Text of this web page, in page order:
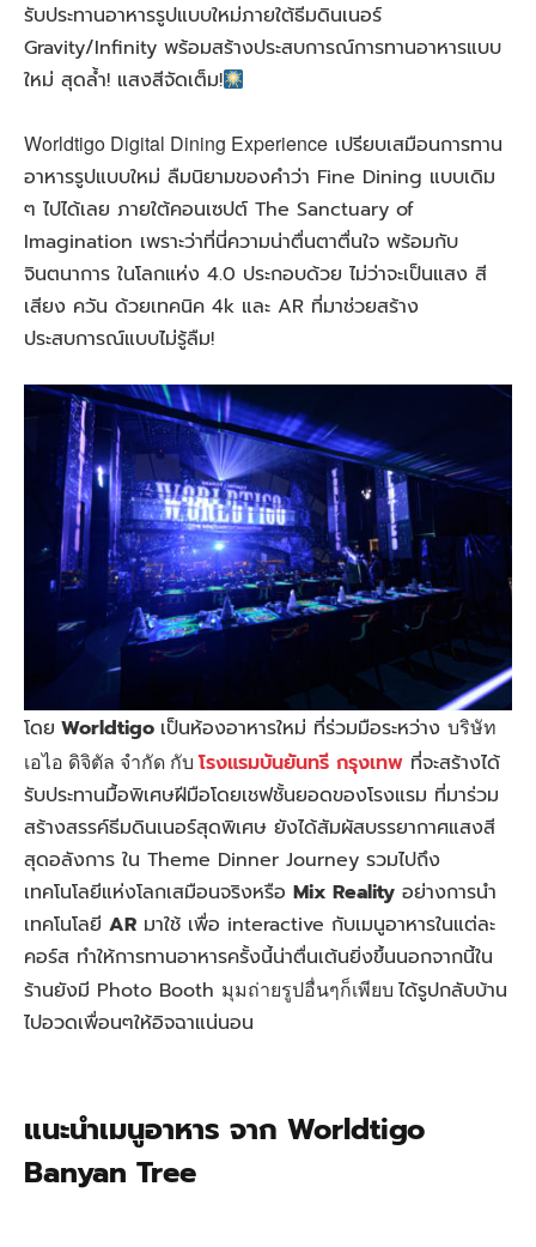
รับประทานอาหารรูปแบบใหม่ภายใต้ธีมดินเนอร์
Gravity/Infinity พร้อมสร้างประสบการณ์การทานอาหารแบบ
ใหม่ สุดล้ำ! แสงสีจัดเต็ม!
Worldtigo Digital Dining Experience เปรียบเสมือนการทาน
อาหารรูปแบบใหม่ ลืมนิยามของคำว่า Fine Dining แบบเดิม
ๆ ไปได้เลย ภายใต้คอนเซปต์ The Sanctuary of
Imagination เพราะว่าที่นี่ความน่าตื่นตาตื่นใจ พร้อมกับ
จินตนาการ ในโลกแห่ง 4.0 ประกอบด้วย ไม่ว่าจะเป็นแสง สี
เสียง ควัน ด้วยเทคนิค 4k และ AR ที่มาช่วยสร้าง
ประสบการณ์แบบไม่รู้ลืม!
โดย Worldtigo เป็นห้องอาหารใหม่ ที่ร่วมมือระหว่าง บริษัท
เอไอ ดิจิตัล จำกัด กับโรงแรมบันยันทรี กรุงเทพ ที่จะสร้างได้
รับประทานมื้อพิเศษฝีมือโดยเชฟชั้นยอดของโรงแรม ที่มาร่วม
สร้างสรรค์ธีมดินเนอร์สุดพิเศษ ยังได้สัมผัสบรรยากาศแสงสี
สุดอลังการ ใน Theme Dinner Journey รวมไปถึง
เทคโนโลยีแห่งโลกเสมือนจริงหรือ Mix Reality อย่างการนำ
เทคโนโลยี AR มาใช้ เพื่อ interactive กับเมนูอาหารในแต่ละ
คอร์ส ทำให้การทานอาหารครั้งนี้น่าตื่นเต้นยิ่งขึ้นนอกจากนี้ใน
ร้านยังมี Photo Booth มุมถ่ายรูปอื่นๆก็เพียบ ได้รูปกลับบ้าน
ไปอวดเพื่อนๆให้อิจฉาแน่นอน
แนะนำเมนูอาหาร จาก Worldtigo
Banyan Tree